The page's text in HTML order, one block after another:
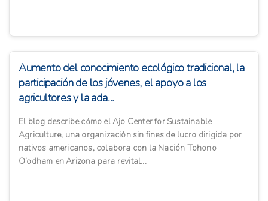
Aumento del conocimiento ecológico tradicional, la
participación de los jóvenes, el apoyo a los
agricultores y la ada...
El blog describe cómo el Ajo Center for Sustainable
Agriculture, una organización sin fines de lucro dirigida por
nativos americanos, colabora con la Nación Tohono
O’odham en Arizona para revital...